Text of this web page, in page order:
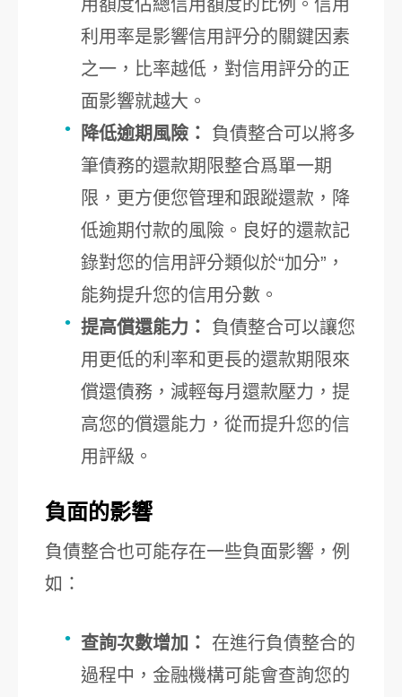
用額度佔總信用額度的比例。信用
利用率是影響信用評分的關鍵因素
之一，比率越低，對信用評分的正
面影響就越大。
降低逾期風險：
負債整合可以將多
筆債務的還款期限整合爲單一期
限，更方便您管理和跟蹤還款，降
低逾期付款的風險。良好的還款記
錄對您的信用評分類似於“加分”，
能夠提升您的信用分數。
提高償還能力：
負債整合可以讓您
用更低的利率和更長的還款期限來
償還債務，減輕每月還款壓力，提
高您的償還能力，從而提升您的信
用評級。
負面的影響
負債整合也可能存在一些負面影響，例
如：
查詢次數增加：
在進行負債整合的
過程中，金融機構可能會查詢您的